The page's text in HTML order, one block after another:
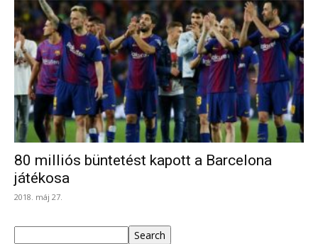
80 milliós büntetést kapott a Barcelona
játékosa
2018. máj 27.
Search